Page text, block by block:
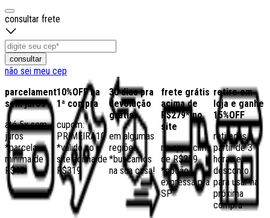
consultar frete
consultar
não sei meu cep
parcelamento
sem juros
até 5x sem
juros
*parcela
mínima de
R$40
10%OFF na
1ª compra
cupom:
PRIMEIRA10
*válido no
site acima de
R$319
30 dias pra
devolução
grátis
em algumas
regiões,
*buscamos
na sua casa!
frete grátis
acima de
R$279* no
site
no app acima
de R$259
*opção
expressa pra
SP
retire em
loja e ganhe
15%OFF
retiradas a
partir de 3
horas e
desconto
para usar na
próxima
compra